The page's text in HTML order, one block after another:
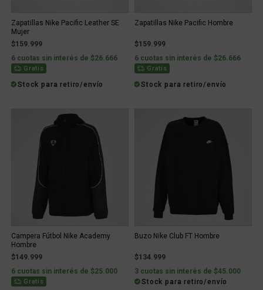
Zapatillas Nike Pacific Leather SE
Mujer
$159.999
6 cuotas sin interés de $26.666
Gratis
Stock para retiro/envío
Zapatillas Nike Pacific Hombre
$159.999
6 cuotas sin interés de $26.666
Gratis
Stock para retiro/envío
Campera Fútbol Nike Academy
Hombre
$149.999
6 cuotas sin interés de $25.000
Gratis
Buzo Nike Club FT Hombre
$134.999
3 cuotas sin interés de $45.000
Stock para retiro/envío